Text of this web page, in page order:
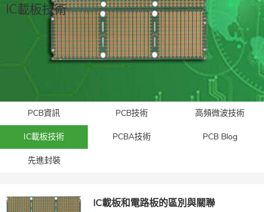
IC載板技術
PCB資訊 PCB技術 高頻微波技術
IC載板技術 PCBA技術 PCB Blog
先進封裝​
IC載板和電路板的區別與關聯